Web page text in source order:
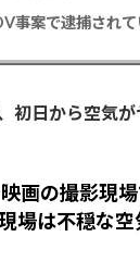
初日から空気
画の撮影現
場は不穏な空